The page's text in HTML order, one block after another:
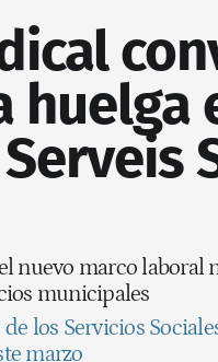
huelga
nuevo marco laboral
municipales
los Servicios
marzo